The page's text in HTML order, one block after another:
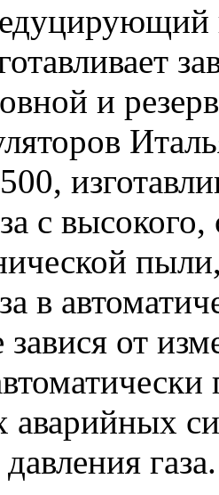
и
с
в
от
газа.